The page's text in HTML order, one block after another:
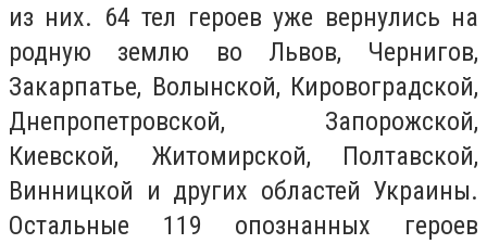
из них. 64 тел героев уже вернулись на
родную землю во Львов, Чернигов,
Закарпатье, Волынской, Кировоградской,
Днепропетровской, Запорожской,
Киевской, Житомирской, Полтавской,
Винницкой и других областей Украины.
Остальные 119 опознанных героев